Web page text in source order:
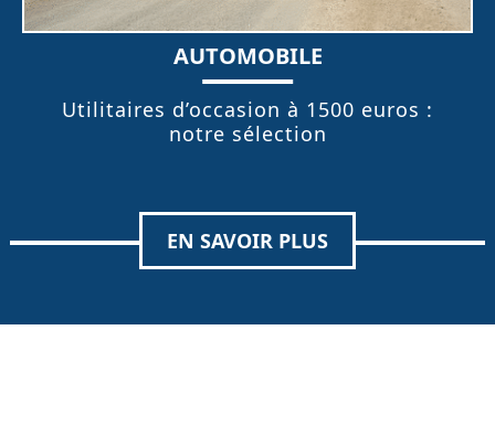
AUTOMOBILE
Utilitaires d’occasion à 1500 euros :
notre sélection
EN SAVOIR PLUS